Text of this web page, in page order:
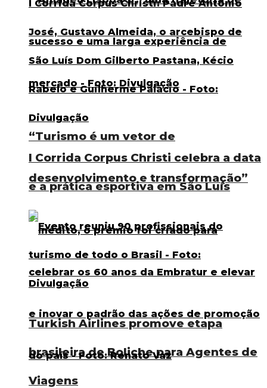
I Corrida Corpus Christi celebra a data
e a prática esportiva em São Luís
Turkish Airlines promove etapa
brasileira de Boliche para Agentes de
Viagens
“Turismo é um vetor de
desenvolvimento e transformação”